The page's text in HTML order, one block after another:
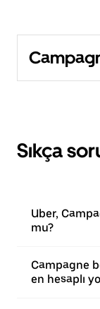
Sıkça
Uber,
mu?
Campagne
en hesaplı